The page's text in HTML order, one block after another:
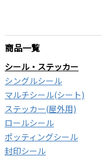
商品一覧
シール・ステッカー
シングルシール
マルチシール(シート)
ステッカー(屋外用)
ロールシール
ポッティングシール
封印シール